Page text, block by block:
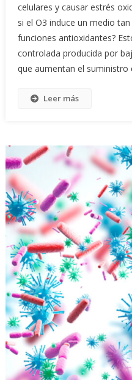
celulares y causar estrés
si el O3 induce un medio
funciones antioxidantes?
controlada producida por
que aumentan el
Leer más